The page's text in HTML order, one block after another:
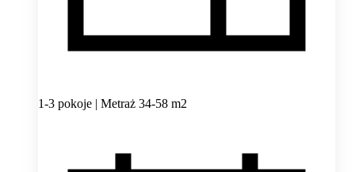
1-3 pokoje | Metraż 34-58 m2